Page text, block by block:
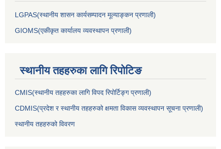
LGPAS(स्थानीय शासन कार्यसम्पादन मूल्याङ्कन प्रणाली)
GIOMS(एकीकृत कार्यालय व्यवस्थापन प्रणाली)
स्थानीय तहहरुका लागि रिपोटिङ
CMIS(स्थानीय तहहरुका लागि विपद रिपोर्टिङ्ग प्रणाली)
CDMIS(प्रदेश र स्थानीय तहहरुको क्षमता विकास व्यवस्थापन सूचना प्रणाली)
स्थानीय तहहरुको विवरण